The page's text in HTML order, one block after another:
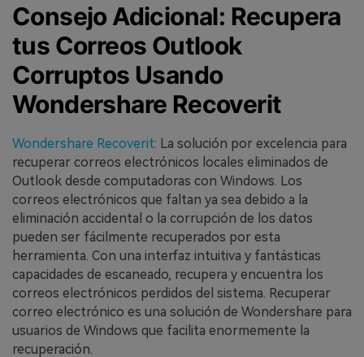
Consejo Adicional: Recupera
tus Correos Outlook
Corruptos Usando
Wondershare Recoverit
Wondershare Recoverit: La solución por excelencia para
recuperar correos electrónicos locales eliminados de
Outlook desde computadoras con Windows. Los
correos electrónicos que faltan ya sea debido a la
eliminación accidental o la corrupción de los datos
pueden ser fácilmente recuperados por esta
herramienta. Con una interfaz intuitiva y fantásticas
capacidades de escaneado, recupera y encuentra los
correos electrónicos perdidos del sistema. Recuperar
correo electrónico es una solución de Wondershare para
usuarios de Windows que facilita enormemente la
recuperación.